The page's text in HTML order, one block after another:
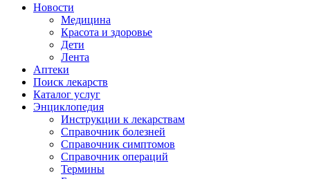
Новости
Медицина
Красота и здоровье
Дети
Лента
Аптеки
Поиск лекарств
Каталог услуг
Энциклопедия
Инструкции к лекарствам
Справочник болезней
Справочник симптомов
Справочник операций
Термины